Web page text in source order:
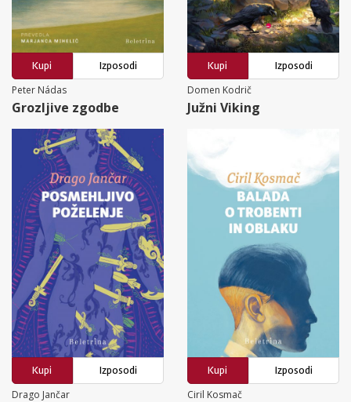
Kupi
Izposodi
Peter Nádas
Grozljive zgodbe
Kupi
Izposodi
Domen Kodrič
Južni Viking
Kupi
Izposodi
Drago Jančar
Kupi
Izposodi
Ciril Kosmač